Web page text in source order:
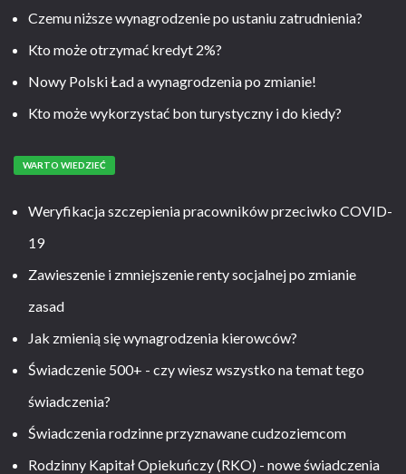
Czemu niższe wynagrodzenie po ustaniu zatrudnienia?
Kto może otrzymać kredyt 2%?
Nowy Polski Ład a wynagrodzenia po zmianie!
Kto może wykorzystać bon turystyczny i do kiedy?
WARTO WIEDZIEĆ
Weryfikacja szczepienia pracowników przeciwko COVID-
19
Zawieszenie i zmniejszenie renty socjalnej po zmianie
zasad
Jak zmienią się wynagrodzenia kierowców?
Świadczenie 500+ - czy wiesz wszystko na temat tego
świadczenia?
Świadczenia rodzinne przyznawane cudzoziemcom
Rodzinny Kapitał Opiekuńczy (RKO) - nowe świadczenia